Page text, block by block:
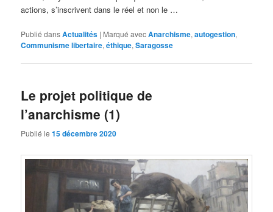
actions, s’inscrivent dans le réel et non le …
Publié dansActualités | Marqué avecAnarchisme,autogestion,
Communisme libertaire,éthique,Saragosse
Le projet politique de
l’anarchisme (1)
Publié le15 décembre 2020